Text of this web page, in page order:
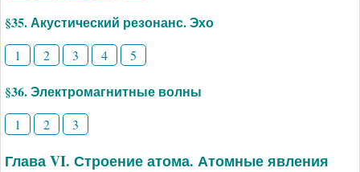
§35. Акустический резонанс. Эхо
1 2 3 4 5
§36. Электромагнитные волны
1 2 3
Глава VI. Строение атома. Атомные явления